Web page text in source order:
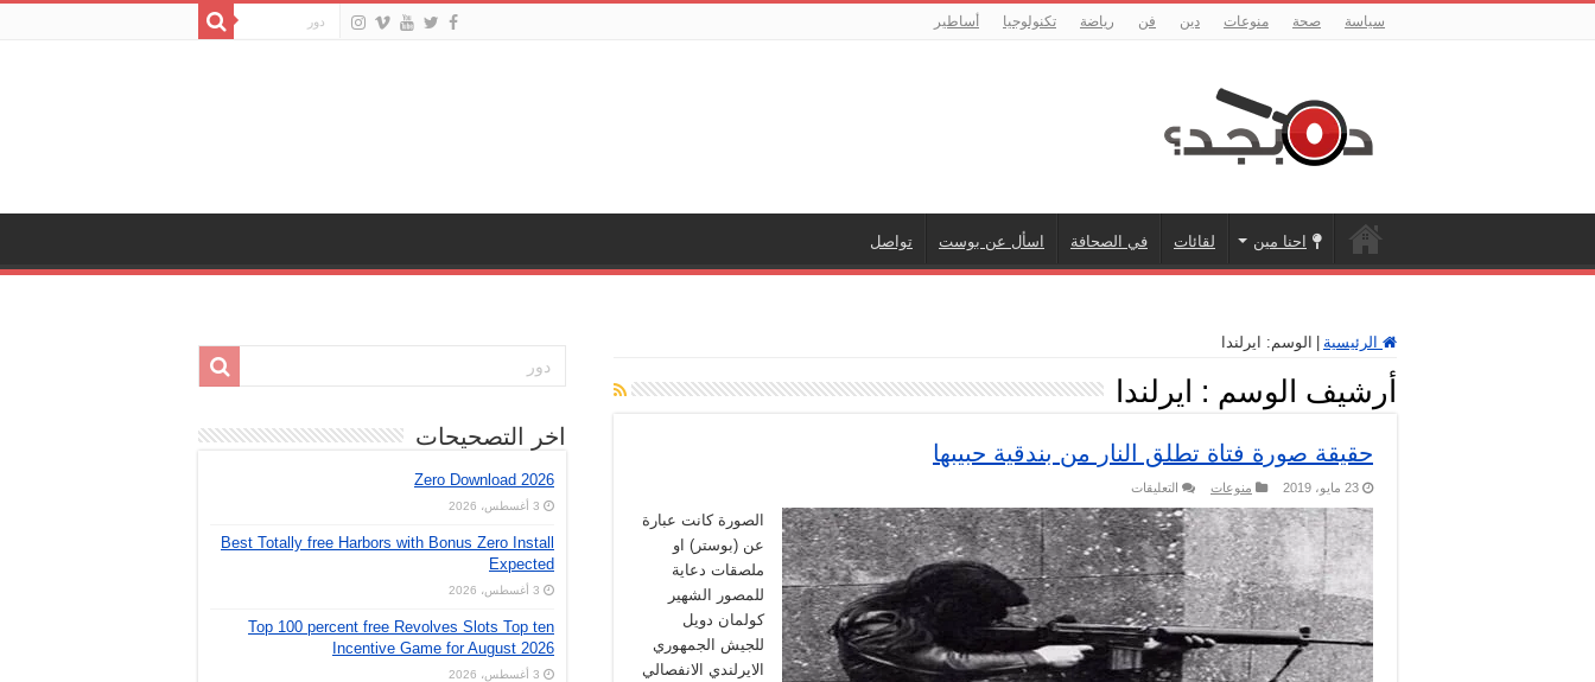
سياسة صحة منوعات دين فن رياضة تكنولوجيا أساطير
احنا مين لقائات في الصحافة اسأل عن بوست تواصل
الرئيسية الوسم: ايرلندا
أرشيف الوسم : ايرلندا
حقيقة صورة فتاة تطلق النار من بندقية حبيبها
23 مايو، 2019 منوعات التعليقات
صورة
فتاة
تطلق
النار
من
بندقية
حبيبها
مغلقة
الصورة كانت عبارة
عن (بوستر) او
ملصقات دعاية
للمصور الشهير
كولمان دويل
للجيش الجمهوري
الايرلندي الانفصالي
اخر التصحيحات
Zero Download 2026
3 أغسطس، 2026
Best Totally free Harbors with Bonus Zero Install
Expected
3 أغسطس، 2026
Top 100 percent free Revolves Slots Top ten
Incentive Game for August 2026
3 أغسطس، 2026